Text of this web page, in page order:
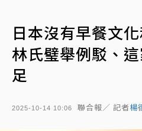
日本沒有早餐文
林氏璧舉例駁、
足
2025-10-14 10:06 聯合報／ 記者楊